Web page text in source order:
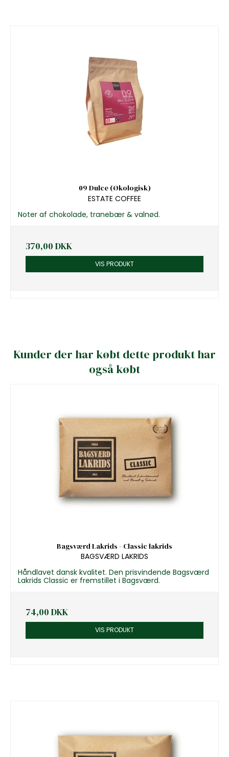
09 Dulce (Økologisk)
ESTATE COFFEE
Noter af chokolade, tranebær & valnød.
370,00 DKK
VIS PRODUKT
Kunder der har købt dette produkt har
også købt
Bagsværd Lakrids - Classic lakrids
BAGSVÆRD LAKRIDS
Håndlavet dansk kvalitet. Den prisvindende Bagsværd
Lakrids Classic er fremstillet i Bagsværd.
74,00 DKK
VIS PRODUKT